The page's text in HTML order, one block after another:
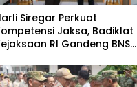
Siregar Perkuat
Jaksa, Badiklat
RI Gandeng BNSP